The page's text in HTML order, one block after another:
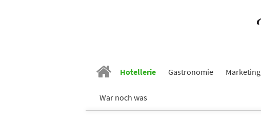
Hotellerie Gastronomie Marketing
War noch was